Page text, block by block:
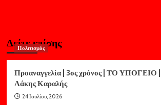
Δείτε επίσης
Πολιτισμός
Προαναγγελία | 3ος χρόνος | ΤΟ ΥΠΟΓΕΙΟ |
Λάκης Καραλής
24 Ιουλίου, 2026